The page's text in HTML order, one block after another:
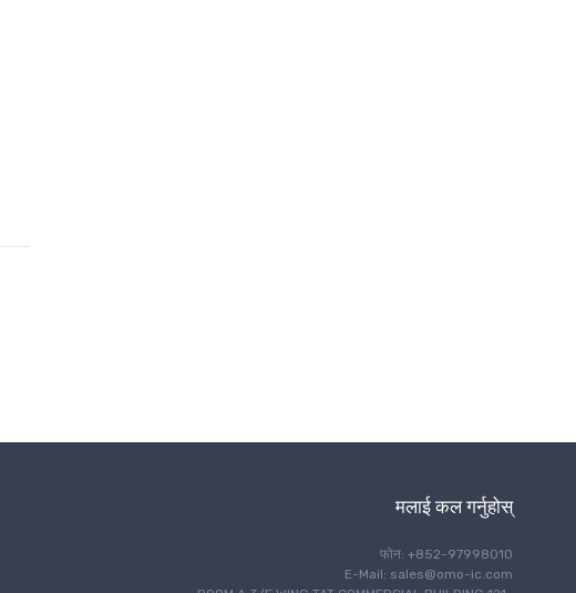
सेन्सिङ
मलाई कल गर्नुहोस्
फोन: +852-97998010
E-Mail: sales@omo-ic.com